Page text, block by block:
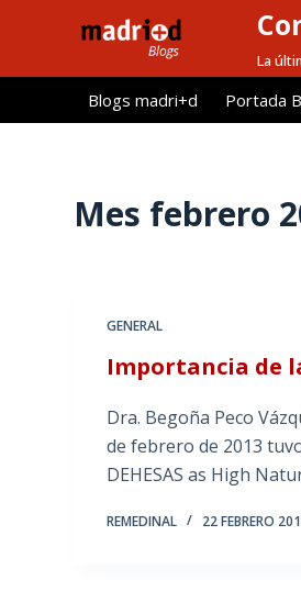
l
La
Blogs madri+d Portada
Mes febrero
GENERAL
Importancia de
Dra. Begoña Peco
de febrero de 2013
DEHESAS as High
REMEDINAL 22 FEBRERO